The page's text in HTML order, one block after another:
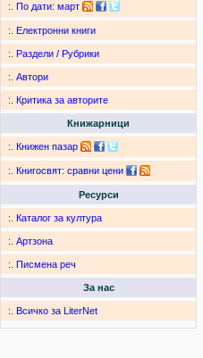
:. По дати: март
:. Електронни книги
:. Раздели / Рубрики
:. Автори
:. Критика за авторите
Книжарници
:. Книжен пазар
:. Книгосвят: сравни цени
Ресурси
:. Каталог за култура
:. Артзона
:. Писмена реч
За нас
:. Всичко за LiterNet